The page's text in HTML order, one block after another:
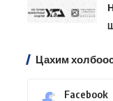
Цахим
Facebook